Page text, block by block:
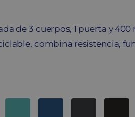
de 3 cuerpos, 1 puerta y
combina resistencia,